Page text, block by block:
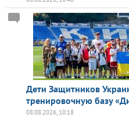
Дети Защитников
тренировочную базу
08.08.2026, 10:18